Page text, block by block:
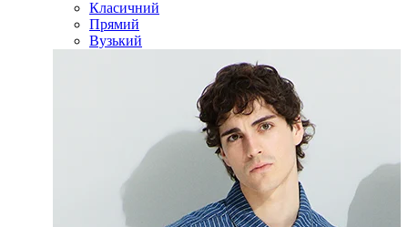
Класичний
Прямий
Вузький